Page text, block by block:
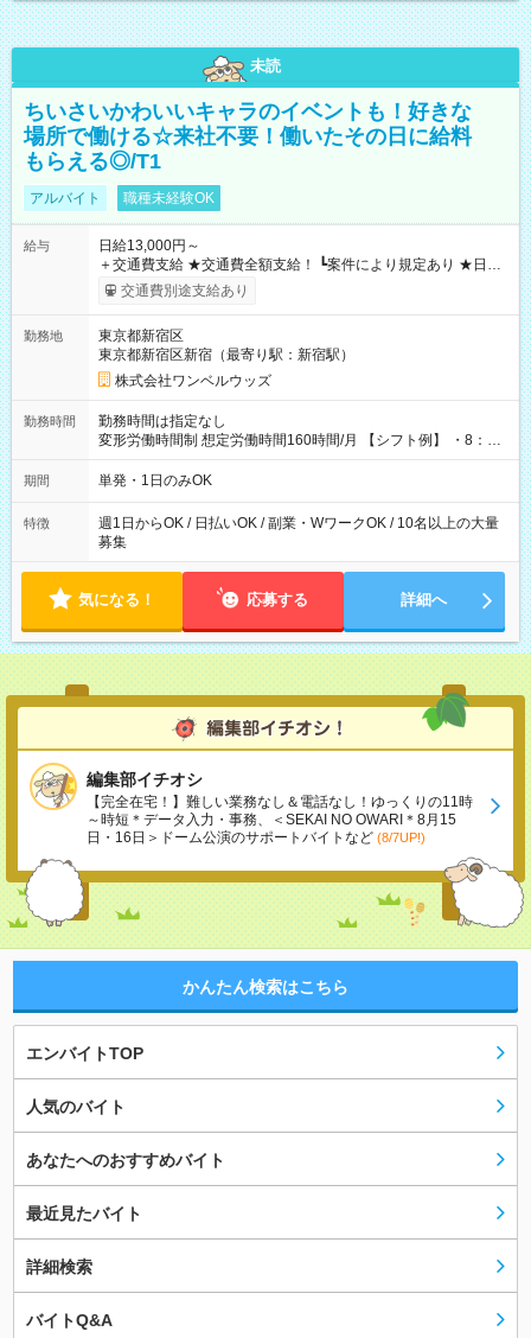
未読
ちいさいかわいいキャラのイベントも！好きな
場所で働ける☆来社不要！働いたその日に給料
もらえる◎/T1
アルバイト 職種未経験OK
給与
日給13,000円～
＋交通費支給 ★交通費全額支給！ ┗案件により規定あり ★日払
いOK！（規定あり） ┗働いたその日に現金GET♪ お仕事後はコ
ンビニATMから 日払い分を引き落とせます！ 【試用期間】試
交通費別途支給あり
勤務地
東京都新宿区
東京都新宿区新宿（最寄り駅：新宿駅）
株式会社ワンベルウッズ
勤務時間
勤務時間は指定なし
変形労働時間制 想定労働時間160時間/月 【シフト例】 ・8：00
～21：00
期間 単発・1日のみOK
特徴
週1日からOK / 日払いOK / 副業・WワークOK / 10名以上の大量
募集
気になる！ 応募する 詳細へ
編集部イチオシ
【完全在宅！】難しい業務なし＆電話なし！ゆっくりの11時
～時短＊データ入力・事務、＜SEKAI NO OWARI＊8月15
日・16日＞ドーム公演のサポートバイトなど (8/7UP!)
かんたん検索はこちら
エンバイトTOP
人気のバイト
あなたへのおすすめバイト
最近見たバイト
詳細検索
バイトQ&A